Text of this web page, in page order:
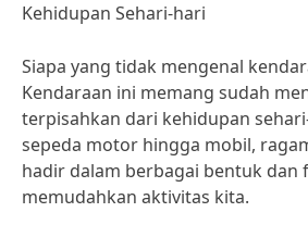
Kehidupan Sehari-hari
Siapa yang tidak mengenal
Kendaraan ini memang sudah
terpisahkan dari kehidupan
sepeda motor hingga mobil,
hadir dalam berbagai bentuk dan
memudahkan aktivitas kita.